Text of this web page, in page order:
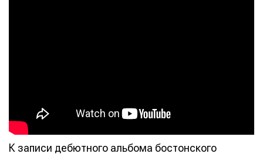
К записи дебютного альбома бостонского